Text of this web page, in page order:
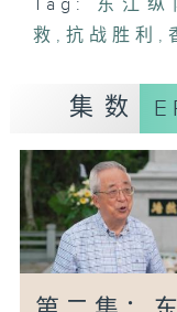
Tag: 东江纵
救 ,抗战胜利 ,
集数